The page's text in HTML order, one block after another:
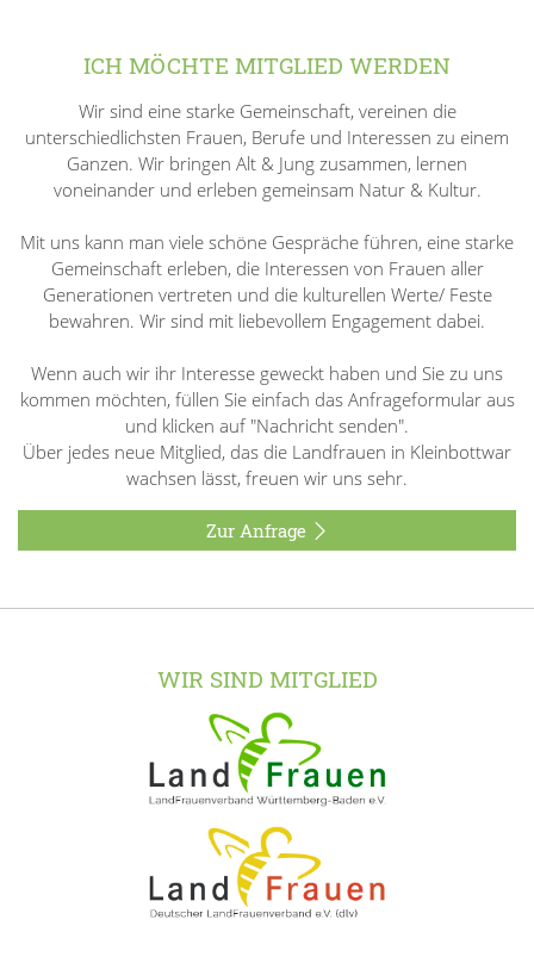
ICH MÖCHTE MITGLIED WERDEN
Wir sind eine starke Gemeinschaft, vereinen die
unterschiedlichsten Frauen, Berufe und Interessen zu einem
Ganzen. Wir bringen Alt & Jung zusammen, lernen
voneinander und erleben gemeinsam Natur & Kultur.
Mit uns kann man viele schöne Gespräche führen, eine starke
Gemeinschaft erleben, die Interessen von Frauen aller
Generationen vertreten und die kulturellen Werte/ Feste
bewahren. Wir sind mit liebevollem Engagement dabei.
Wenn auch wir ihr Interesse geweckt haben und Sie zu uns
kommen möchten, füllen Sie einfach das Anfrageformular aus
und klicken auf "Nachricht senden".
Über jedes neue Mitglied, das die Landfrauen in Kleinbottwar
wachsen lässt, freuen wir uns sehr.
Zur Anfrage
WIR SIND MITGLIED